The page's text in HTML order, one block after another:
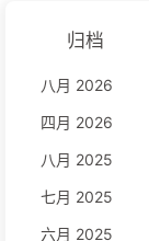
归档
八月 2026
四月 2026
八月 2025
七月 2025
六月 2025